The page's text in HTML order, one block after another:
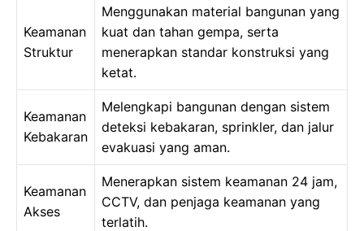
Keamanan
Struktur
Menggunakan material bangunan yang
kuat dan tahan gempa, serta
menerapkan standar konstruksi yang
ketat.
Keamanan
Kebakaran
Melengkapi bangunan dengan sistem
deteksi kebakaran, sprinkler, dan jalur
evakuasi yang aman.
Keamanan
Akses
Menerapkan sistem keamanan 24 jam,
CCTV, dan penjaga keamanan yang
terlatih.